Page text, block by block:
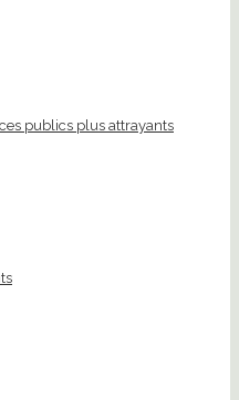
publics plus attrayants